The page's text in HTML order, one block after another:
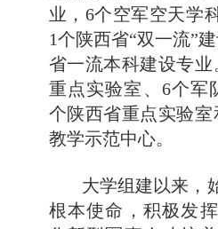
业，6个空军空天学
1个陕西省“双一流”
省一流本科建设专
重点实验室、6个军
个陕西省重点实验
教学示范中心。
大学组建以来，
根本使命，积极发